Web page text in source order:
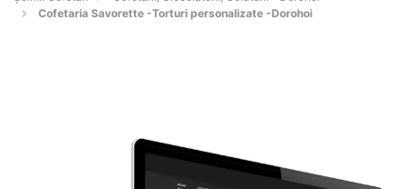
Cofetaria Savorette -Torturi personalizate -Dorohoi